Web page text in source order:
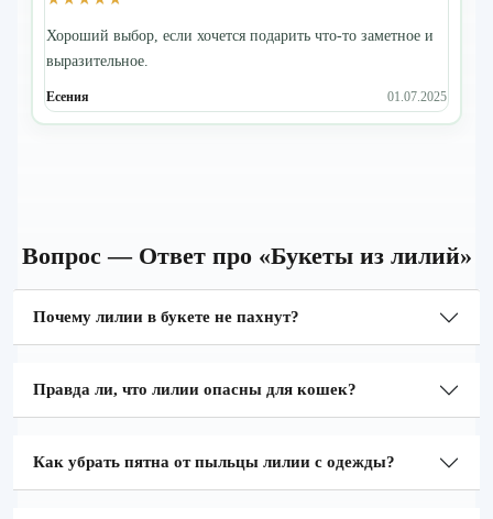
Хороший выбор, если хочется подарить что-то заметное и
выразительное.
Есения 01.07.2025
Вопрос — Ответ про «Букеты из лилий»
Почему лилии в букете не пахнут?
Правда ли, что лилии опасны для кошек?
Как убрать пятна от пыльцы лилии с одежды?